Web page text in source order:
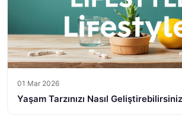
01 Mar 2026
Yaşam Tarzınızı Nasıl